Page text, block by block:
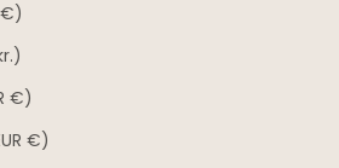
€)
€)
€)